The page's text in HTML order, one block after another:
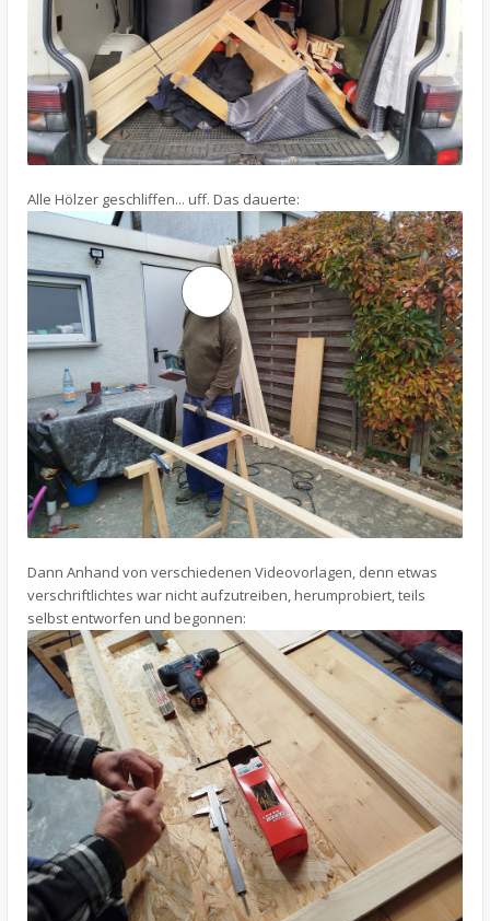
Alle Hölzer geschliffen... uff. Das dauerte:
Dann Anhand von verschiedenen Videovorlagen, denn etwas
verschriftlichtes war nicht aufzutreiben, herumprobiert, teils
selbst entworfen und begonnen: